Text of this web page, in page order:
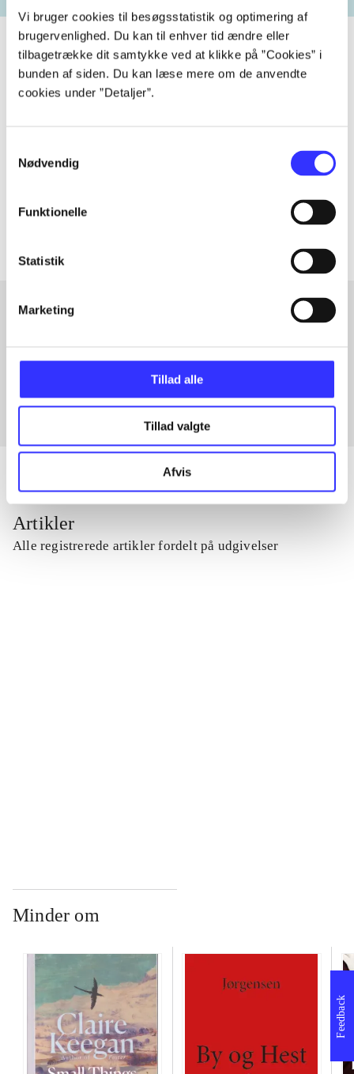
Vi bruger cookies til besøgsstatistik og optimering af
brugervenlighed. Du kan til enhver tid ændre eller
tilbagetrække dit samtykke ved at klikke på ”Cookies” i
bunden af siden. Du kan læse mere om de anvendte
cookies under ”Detaljer”.
Nødvendig
Funktionelle
Statistik
Marketing
Tillad alle
Tillad valgte
Afvis
Tidsskrift
Artiklerne i handler ofte om
Fra
Artikler
Alle registrerede artikler fordelt på udgivelser
Minder om
Feedback